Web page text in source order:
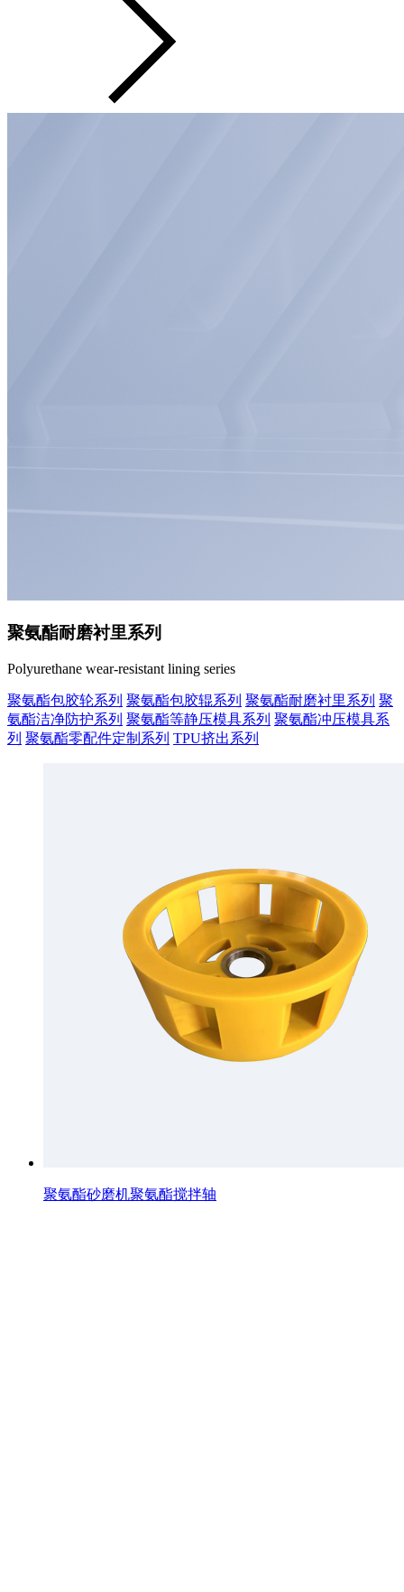
聚氨酯耐磨衬里系列
Polyurethane wear-resistant lining series
聚氨酯包胶轮系列 聚氨酯包胶辊系列 聚氨酯耐磨衬里系列 聚
氨酯洁净防护系列 聚氨酯等静压模具系列 聚氨酯冲压模具系
列 聚氨酯零配件定制系列 TPU挤出系列
聚氨酯砂磨机聚氨酯搅拌轴